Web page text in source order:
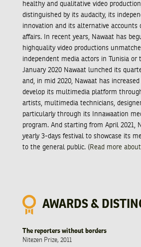
healthy and qualitative video
distinguished by its audacity, its
innovation and its alternative accounts
affairs. In recent years, Nawaat has
highquality video productions
independent media actors in Tunisia or
January 2020 Nawaat lunched its
and, in mid 2020, Nawaat has
develop its multimedia platform
artists, multimedia technicians,
particularly through its Innawaation
program. And starting from April 2021,
yearly 3-days festival to showcase its
to the general public. ( Read more
AWARDS &
The reporters without borders
Nitezen Prize, 2011